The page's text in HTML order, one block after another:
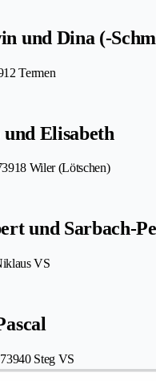
und Dina (-
Termen
Elisabeth
3918 Wiler (Lötschen)
und Sarbach-
VS
3940 Steg VS